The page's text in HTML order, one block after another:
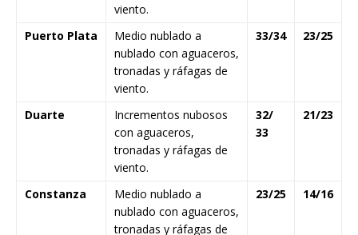
viento.
Puerto Plata
Medio nublado a
nublado con aguaceros,
tronadas y ráfagas de
viento.
33/34 23/25
Duarte
Incrementos nubosos
con aguaceros,
tronadas y ráfagas de
viento.
32/
33
21/23
Constanza
Medio nublado a
nublado con aguaceros,
tronadas y ráfagas de
23/25 14/16